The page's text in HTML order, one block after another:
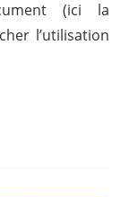
(ici la
l’utilisation